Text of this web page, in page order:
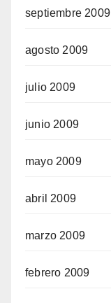
septiembre 2009
agosto 2009
julio 2009
junio 2009
mayo 2009
abril 2009
marzo 2009
febrero 2009